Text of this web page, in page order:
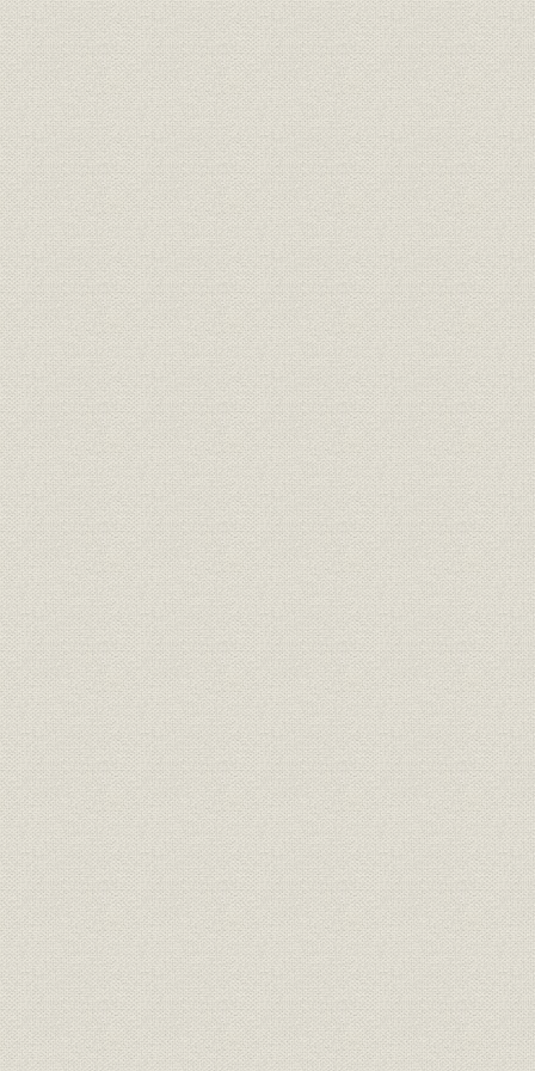
8 合資会社間組の設立
第4章 東京進出と一流企業化 大正6―昭和6年
第1節 東京進出と創立期の試練
1 本店の東京移転
2 水力発電工事の獲得
3 創業後最大の水力発電工事―榑坪発電所
4 内地鉄道工事の再受注
5 関東大震災と復興工事への参加
第2節 全国への事業の拡大
1 震災後の内地電力工事の本格化
2 内地鉄道工事の新展開
3 国内建築分野の開拓
4 橋梁工事の全国展開と農村工事への参画
第3節 外地事業の激動と展開
1 第2次満州進出の試行錯誤
2 朝鮮鉄道工事の多角的展開
3 朝鮮半島における水力発電工事の勃興
4 赴戦江発電所工事
5 朝鮮工事の多角的展開
第4節 本店機構の整備と身分資格制度の確立
1 増資と出資社員の増員